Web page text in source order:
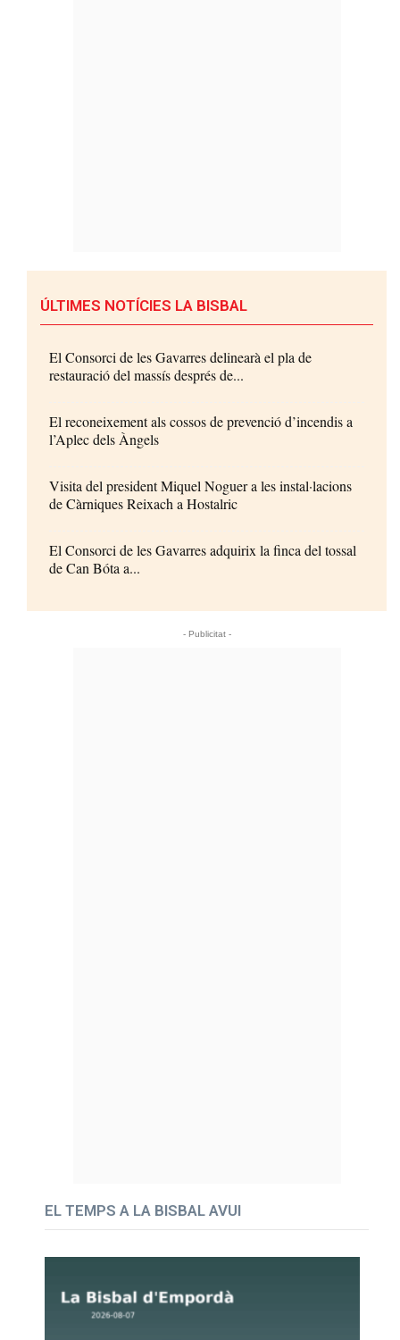
ÚLTIMES NOTÍCIES LA BISBAL
El Consorci de les Gavarres delinearà el pla de
restauració del massís després de...
El reconeixement als cossos de prevenció d’incendis a
l’Aplec dels Àngels
Visita del president Miquel Noguer a les instal·lacions
de Càrniques Reixach a Hostalric
El Consorci de les Gavarres adquirix la finca del tossal
de Can Bóta a...
- Publicitat -
EL TEMPS A LA BISBAL AVUI